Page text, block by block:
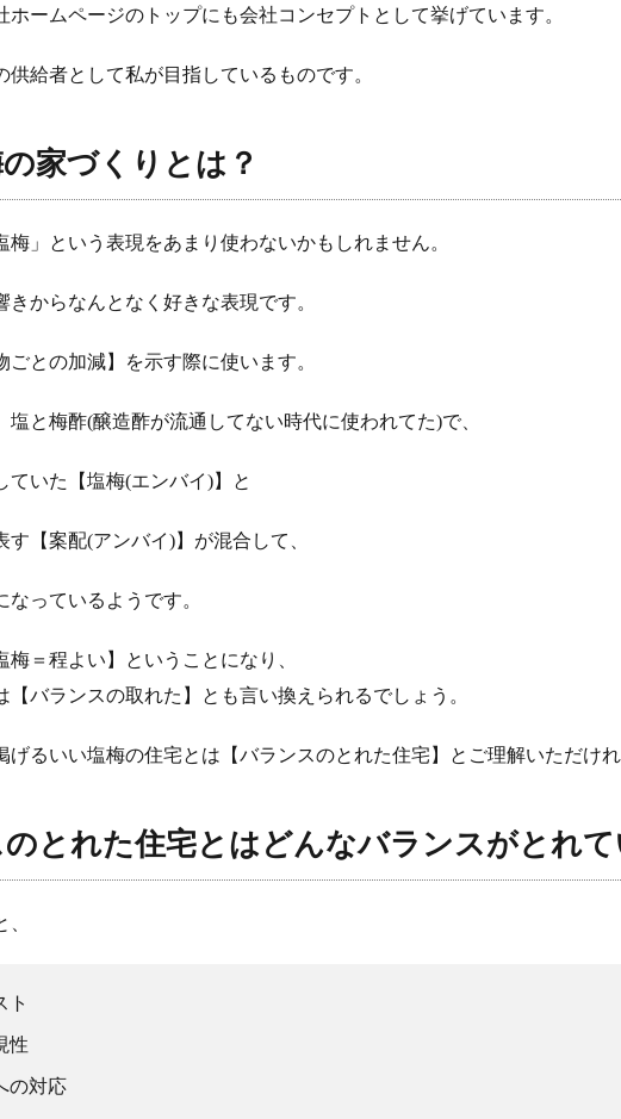
ホームページのトップにも会社コンセプトとして挙げています。
供給者として私が目指しているものです。
家づくりとは？
梅」という表現をあまり使わないかもしれません。
きからなんとなく好きな表現です。
ごとの加減】を示す際に使います。
塩と梅酢(醸造酢が流通してない時代に使われてた)で、
ていた【塩梅(エンバイ)】と
す【案配(アンバイ)】が混合して、
なっているようです。
梅＝程よい】ということになり、
【バランスの取れた】とも言い換えられるでしょう。
げるいい塩梅の住宅とは【バランスのとれた住宅】とご理解いただけ
とれた住宅とはどんなバランスがとれ
ト
性
の対応